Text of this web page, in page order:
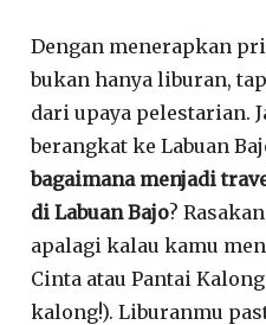
Dengan menerapkan
bukan hanya liburan,
dari upaya pelestarian.
berangkat ke Labuan
bagaimana menjadi
di Labuan Bajo?
apalagi kalau kamu
Cinta atau Pantai
kalong!).Liburanmu